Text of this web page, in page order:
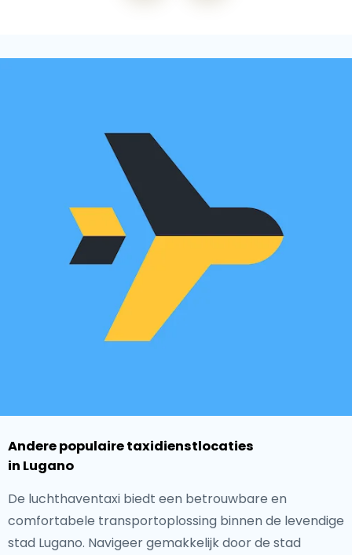
Andere populaire taxidienstlocaties
in Lugano
De luchthaventaxi biedt een betrouwbare en
comfortabele transportoplossing binnen de levendige
stad Lugano. Navigeer gemakkelijk door de stad